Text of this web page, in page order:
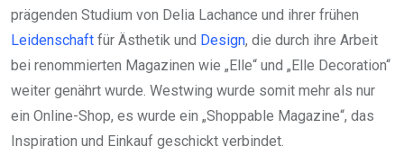
prägenden Studium von Delia Lachance und ihrer frühen
Leidenschaft für Ästhetik und Design, die durch ihre Arbeit
bei renommierten Magazinen wie „Elle“ und „Elle Decoration“
weiter genährt wurde. Westwing wurde somit mehr als nur
ein Online-Shop, es wurde ein „Shoppable Magazine“, das
Inspiration und Einkauf geschickt verbindet.